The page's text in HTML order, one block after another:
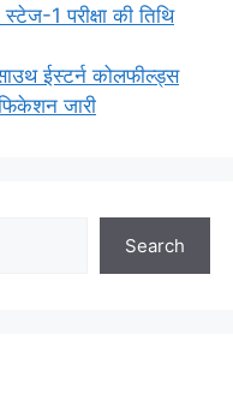
1 परीक्षा की तिथि
ईस्टर्न कोलफील्ड्स
जारी
Search